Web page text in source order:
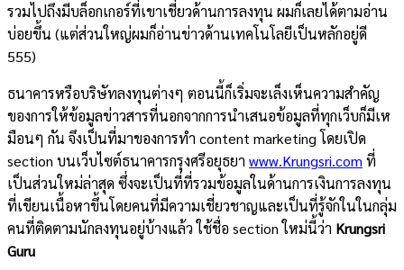
รวมไปถึงมีบล็อกเกอร์ที่เขาเชี่ยวด้านการลงทุน ผมก็เลยได้ตามอ่าน
บ่อยขึ้น (แต่ส่วนใหญ่ผมก็อ่านข่าวด้านเทคโนโลยีเป็นหลักอยู่ดี
555)
ธนาคารหรือบริษัทลงทุนต่างๆ ตอนนี้ก็เริ่มจะเล็งเห็นความสำคัญ
ของการให้ข้อมูลข่าวสารที่นอกจากการนำเสนอข้อมูลที่ทุกเว็บก็มีเห
มือนๆ กัน จึงเป็นที่มาของการทำ content marketing โดยเปิด
section บนเว็บไซต์ธนาคารกรุงศรีอยุธยา www.Krungsri.com ที่
เป็นส่วนใหม่ล่าสุด ซึ่งจะเป็นที่ที่รวมข้อมูลในด้านการเงินการลงทุน
ที่เขียนเนื้อหาขึ้นโดยคนที่มีความเชี่ยวชาญและเป็นที่รู้จักในในกลุ่ม
คนที่ติดตามนักลงทุนอยู่บ้างแล้ว ใช้ชื่อ section ใหม่นี้ว่า Krungsri
Guru